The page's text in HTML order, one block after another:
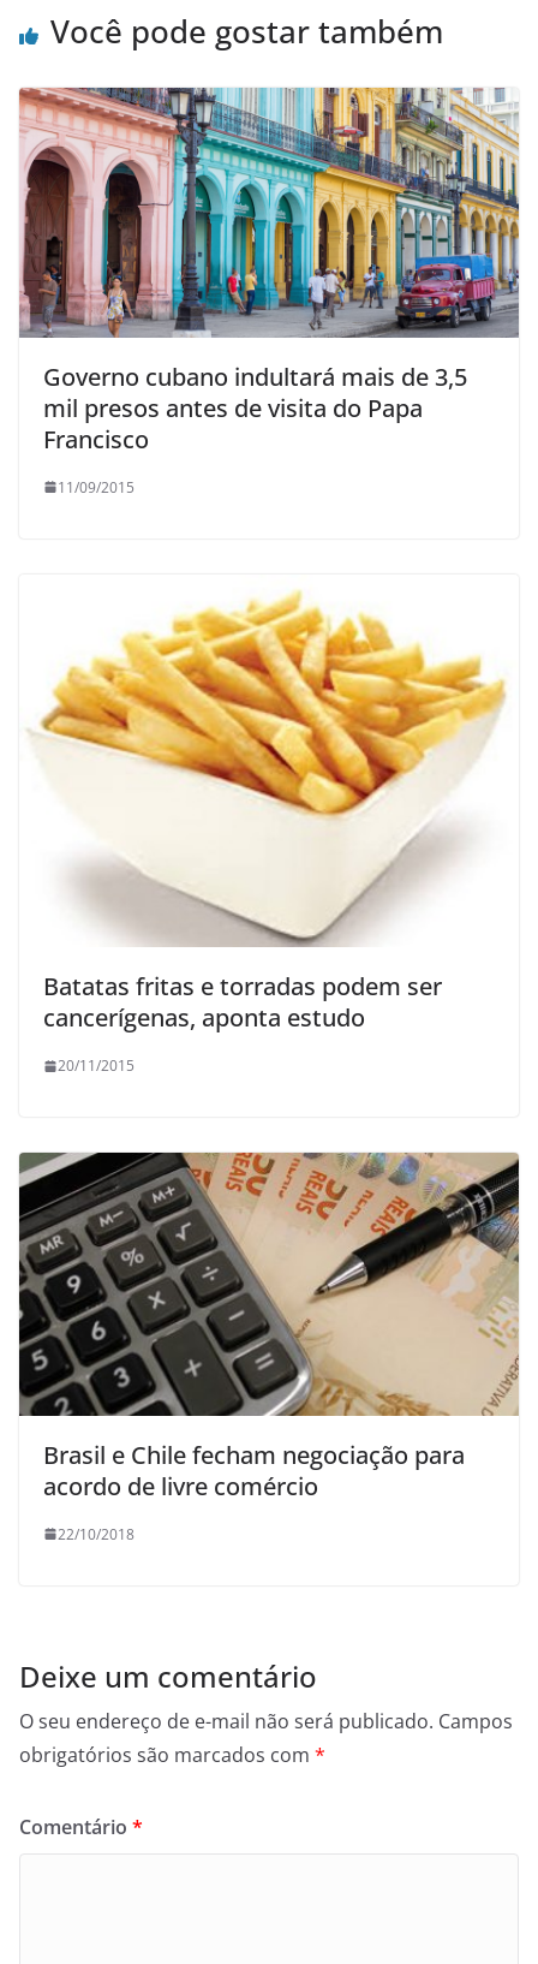
Você pode gostar também
Governo cubano indultará mais de 3,5
mil presos antes de visita do Papa
Francisco
11/09/2015
Batatas fritas e torradas podem ser
cancerígenas, aponta estudo
20/11/2015
Brasil e Chile fecham negociação para
acordo de livre comércio
22/10/2018
Deixe um comentário
O seu endereço de e-mail não será publicado. Campos
obrigatórios são marcados com *
Comentário *